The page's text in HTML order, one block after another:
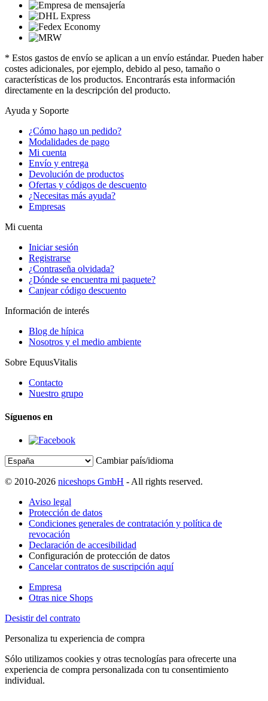
* Estos gastos de envío se aplican a un envío estándar. Pueden haber
costes adicionales, por ejemplo, debido al peso, tamaño o
características de los productos. Encontrarás esta información
directamente en la descripción del producto.
Ayuda y Soporte
¿Cómo hago un pedido?
Modalidades de pago
Mi cuenta
Envío y entrega
Devolución de productos
Ofertas y códigos de descuento
¿Necesitas más ayuda?
Empresas
Mi cuenta
Iniciar sesión
Registrarse
¿Contraseña olvidada?
¿Dónde se encuentra mi paquete?
Canjear código descuento
Información de interés
Blog de hípica
Nosotros y el medio ambiente
Sobre EquusVitalis
Contacto
Nuestro grupo
Síguenos en
Cambiar país/idioma
© 2010-2026 niceshops GmbH - All rights reserved.
Aviso legal
Protección de datos
Condiciones generales de contratación y política de
revocación
Declaración de accesibilidad
Configuración de protección de datos
Cancelar contratos de suscripción aquí
Empresa
Otras nice Shops
Desistir del contrato
Personaliza tu experiencia de compra
Sólo utilizamos cookies y otras tecnologías para ofrecerte una
experiencia de compra personalizada con tu consentimiento
individual.